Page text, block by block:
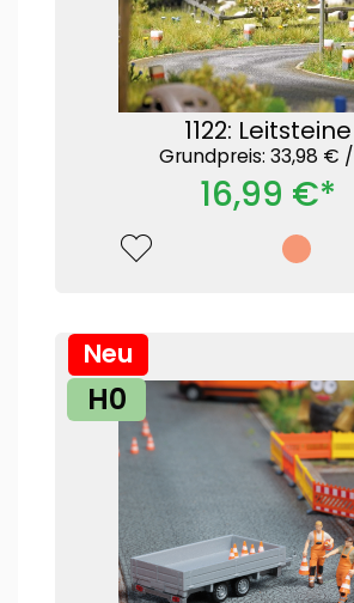
1122: Leitsteine
Grundpreis: 33,98 € /
16,99 €*
H0
Neu